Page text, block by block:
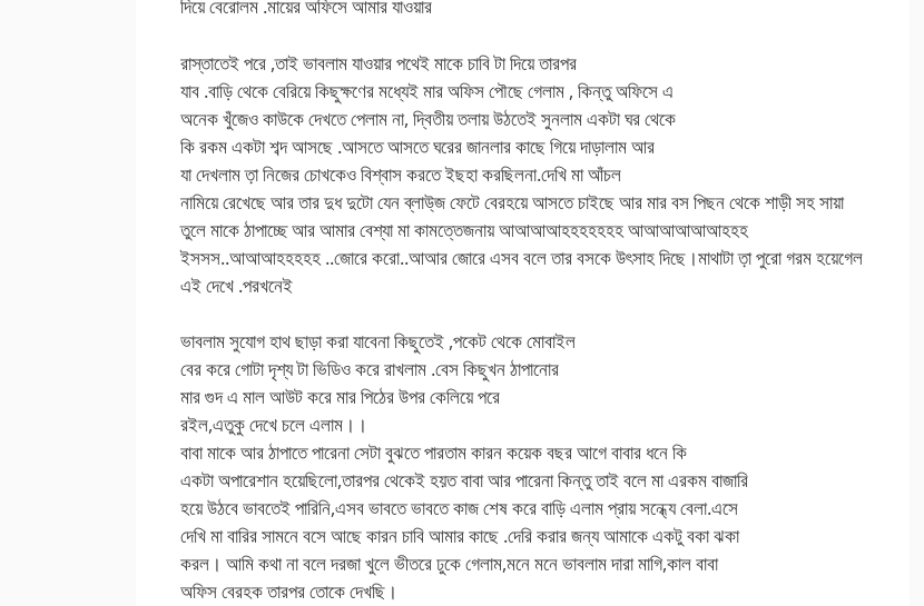
দিয়ে বেরোলম .মায়ের অফিসে আমার যাওয়ার
রাস্তাতেই পরে ,তাই ভাবলাম যাওয়ার পথেই মাকে চাবি টা দিয়ে তারপর
যাব .বাড়ি থেকে বেরিয়ে কিছুক্ষণের মধ্যেই মার অফিস পৌছে গেলাম , কিন্তু অফিসে এ
অনেক খুঁজেও কাউকে দেখতে পেলাম না, দ্বিতীয় তলায় উঠতেই সুনলাম একটা ঘর থেকে
কি রকম একটা শব্দ আসছে .আসতে আসতে ঘরের জানলার কাছে গিয়ে দাড়ালাম আর
যা দেখলাম ত়া নিজের চোখকেও বিশ্বাস করতে ইছহা করছিলনা.দেখি মা আঁচল
নামিয়ে রেখেছে আর তার দুধ দুটো যেন ব্লাউ্জ ফেটে বেরহয়ে আসতে চাইছে আর মার বস পিছন থেকে শাড়ী সহ সায়া
তুলে মাকে ঠাপাচ্ছে আর আমার বেশ্যা মা কামত্তেজনায় আআআআহহহহহহহ আআআআআআহহহ
ইসসস..আআআহহহহহ ..জোরে করো..আআর জোরে এসব বলে তার বসকে উৎসাহ দিছে।মাথাটা ত়া পুরো গরম হয়েগেল
এই দেখে .পরখনেই
ভাবলাম সুযোগ হাথ ছাড়া করা যাবেনা কিছুতেই ,পকেট থেকে মোবাইল
বের করে গোটা দৃশ্য টা ভিডিও করে রাখলাম .বেস কিছুখন ঠাপানোর
মার গুদ এ মাল আউট করে মার পিঠের উপর কেলিয়ে পরে
রইল,এতুকু দেখে চলে এলাম।।
বাবা মাকে আর ঠাপাতে পারেনা সেটা বুঝতে পারতাম কারন কয়েক বছর আগে বাবার ধনে কি
একটা অপারেশান হয়েছিলো,তারপর থেকেই হয়ত বাবা আর পারেনা কিন্তু তাই বলে মা এরকম বাজারি
হয়ে উঠবে ভাবতেই পারিনি,এসব ভাবতে ভাবতে কাজ শেষ করে বাড়ি এলাম প্রায় সন্ধ্যে বেলা.এসে
দেখি মা বারির সামনে বসে আছে কারন চাবি আমার কাছে .দেরি করার জন্য আমাকে একটু বকা ঝকা
করল। আমি কথা না বলে দরজা খুলে ভীতরে ঢুকে গেলাম,মনে মনে ভাবলাম দারা মাগি,কাল বাবা
অফিস বেরহক তারপর তোকে দেখছি।